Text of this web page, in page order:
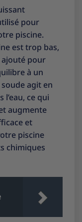
pour
piscine.
est trop bas,
ajouté pour
à un
agit en
ce qui
augmente
et
piscine
chimiques